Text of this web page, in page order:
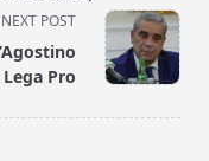
NEXT POST
Pro